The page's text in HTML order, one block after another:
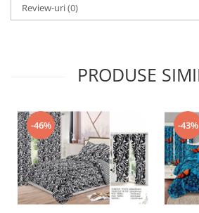
Review-uri(0)
PRODUSE
-46% -43%